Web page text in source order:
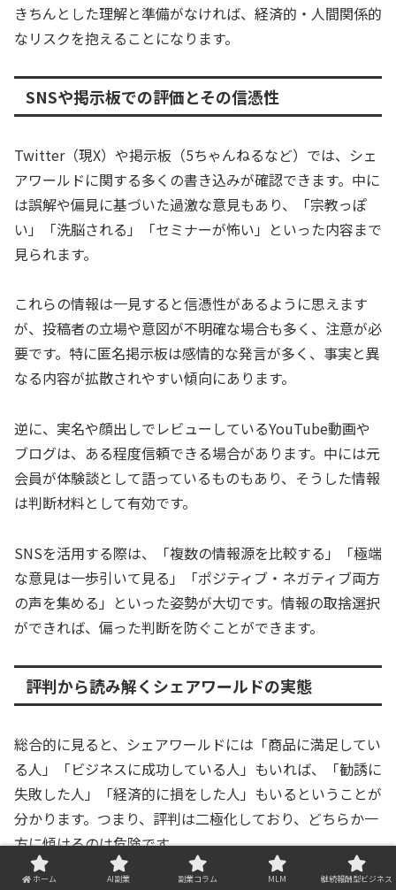
きちんとした理解と準備がなければ、経済的・人間関係的
なリスクを抱えることになります。
SNSや掲示板での評価とその信憑性
Twitter（現X）や掲示板（5ちゃんねるなど）では、シェ
アワールドに関する多くの書き込みが確認できます。中に
は誤解や偏見に基づいた過激な意見もあり、「宗教っぽ
い」「洗脳される」「セミナーが怖い」といった内容まで
見られます。
これらの情報は一見すると信憑性があるように思えます
が、投稿者の立場や意図が不明確な場合も多く、注意が必
要です。特に匿名掲示板は感情的な発言が多く、事実と異
なる内容が拡散されやすい傾向にあります。
逆に、実名や顔出しでレビューしているYouTube動画や
ブログは、ある程度信頼できる場合があります。中には元
会員が体験談として語っているものもあり、そうした情報
は判断材料として有効です。
SNSを活用する際は、「複数の情報源を比較する」「極端
な意見は一歩引いて見る」「ポジティブ・ネガティブ両方
の声を集める」といった姿勢が大切です。情報の取捨選択
ができれば、偏った判断を防ぐことができます。
評判から読み解くシェアワールドの実態
総合的に見ると、シェアワールドには「商品に満足してい
る人」「ビジネスに成功している人」もいれば、「勧誘に
失敗した人」「経済的に損をした人」もいるということが
分かります。つまり、評判は二極化しており、どちらか一
方に傾けるのは危険です。
ホーム AI副業 副業コラム MLM 継続報酬型ビジネス